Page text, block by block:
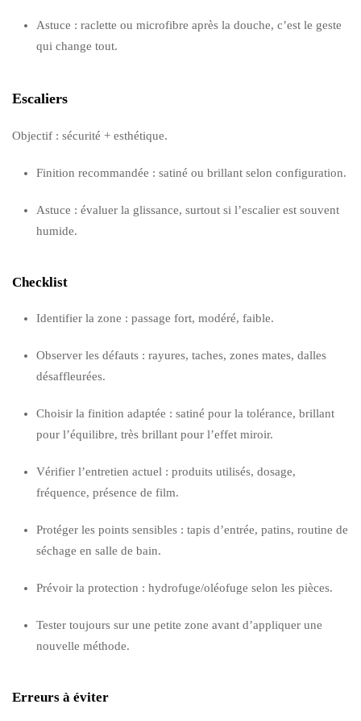
Astuce : raclette ou microfibre après la douche, c’est le geste
qui change tout.
Escaliers
Objectif : sécurité + esthétique.
Finition recommandée : satiné ou brillant selon configuration.
Astuce : évaluer la glissance, surtout si l’escalier est souvent
humide.
Checklist
Identifier la zone : passage fort, modéré, faible.
Observer les défauts : rayures, taches, zones mates, dalles
désaffleurées.
Choisir la finition adaptée : satiné pour la tolérance, brillant
pour l’équilibre, très brillant pour l’effet miroir.
Vérifier l’entretien actuel : produits utilisés, dosage,
fréquence, présence de film.
Protéger les points sensibles : tapis d’entrée, patins, routine de
séchage en salle de bain.
Prévoir la protection : hydrofuge/oléofuge selon les pièces.
Tester toujours sur une petite zone avant d’appliquer une
nouvelle méthode.
Erreurs à éviter